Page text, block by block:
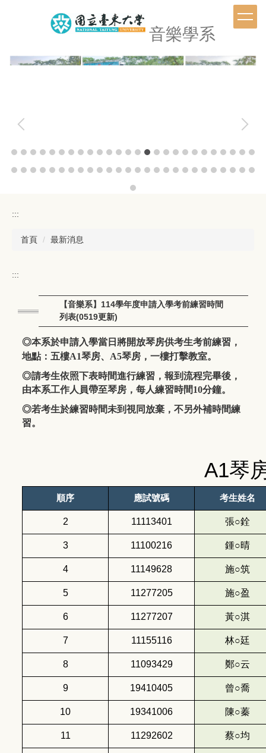
內
音樂學系
:::
首頁 最新消息
:::
【音樂系】114學年度申請入學考前練習時間
列表(0519更新)
◎本系於申請入學當日將開放琴房供考生考前練習，
地點：五樓A1琴房、A5琴房，一樓打擊教室。
◎請考生依照下表時間進行練習，報到流程完畢後，
由本系工作人員帶至琴房，每人練習時間10分鐘。
◎若考生於練習時間未到視同放棄，不另外補時間練
習。
A1琴
順序 應試號碼 考生姓名
2 11113401 張○銓
3 11100216 鍾○晴
4 11149628 施○筑
5 11277205 施○盈
6 11277207 黃○淇
7 11155116 林○廷
8 11093429 鄭○云
9 19410405 曾○喬
10 19341006 陳○蓁
11 11292602 蔡○均